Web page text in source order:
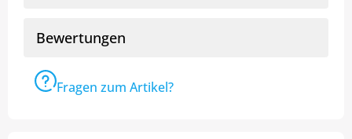
Bewertungen
Fragen zum Artikel?